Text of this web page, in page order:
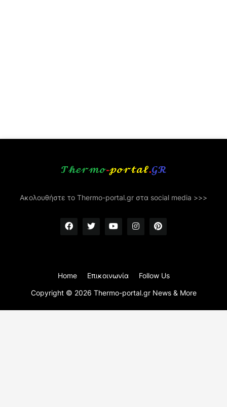
Ακολουθήστε το Thermo-portal.gr στα social media >>>
Copyright © 2026 Thermo-portal.gr News & More
Home Επικοινωνία Follow Us